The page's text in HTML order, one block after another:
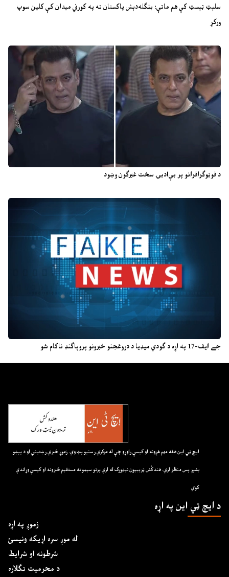
سلېټ ټېسټ کې هم ماتې؛ بنګله‌دېش پاکستان ته په کورني میدان کې کلین سوپ
ورکړ
د فوټوګرافرانو پر بې‌ادبۍ سخت غبرګون وښود
جے ایف-17 په اړه د ګودي میډیا د دروغجنو خبرونو پروپاګنډ ناکام شو
ايچ ټي اين هغه مهم غږونه او کيسې راوړو چې له مرکزي رسنيو پټ وي. زموږ خبري رښتيني او د پېښو
بشپړ پس منظر لري. هندکُش ټريبيون نيټورک له لرې پرتو سيمو نه مستقيم خبرونه او کيسې وړاندې
کوي
د ايچ ټي اين په اړه
زموږ په اړه
له موږ سره اړیکه ونیسئ
شرطونه او شرایط
د محرمیت تګلاره